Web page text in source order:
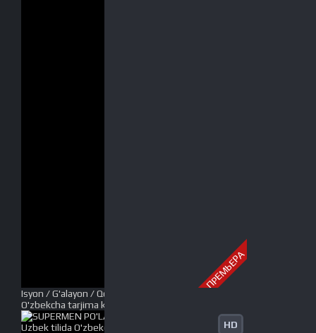
ПРЕМЬЕРА
Isyon / G'alayon / Qo'zg'olon Premyera Uzbek tilida
O'zbekcha tarjima kino 2017 HD tas-ix skachat
HD